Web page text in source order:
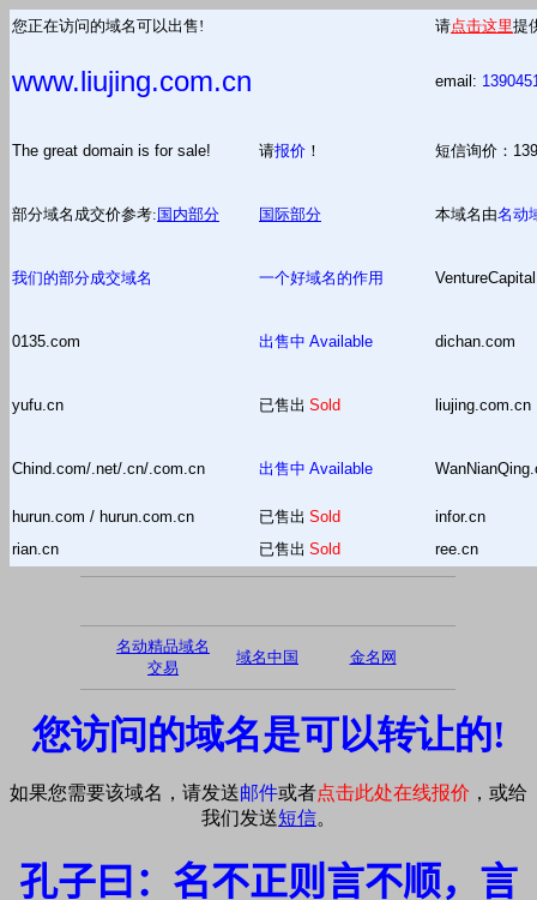
您正在访问的域名可以出售! 请点击这里提
www.liujing.com.cn email:
The great domain is for sale! 请报价 ！ 短信询价：
部分域名成交价参考: 国内部分 国际部分 本域名由名动
我们的部分成交域名 一个好域名的作用
0135.com 出售中 Available dichan.com
yufu.cn 已售出 Sold liujing.com.cn
Chind.com/.net/.cn/.com.cn 出售中 Available
hurun.com / hurun.com.cn 已售出 Sold
infor.cn
rian.cn
已售出 Sold ree.cn
名动精品域名
交易
域名中国 金名网
您访问的域名是可以转让的!
如果您需要该域名，请发送邮件或者点击此处在线报价 ，或给
我们发送短信。
孔子曰：名不正则言不顺，言